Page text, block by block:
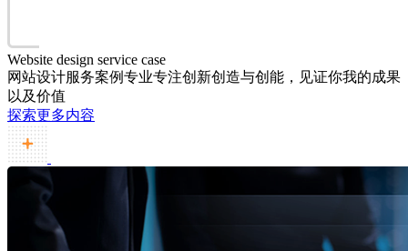
Website design service case
网站设计服务案例专业专注创新创造与创能，见证你我的成果
以及价值
探索更多内容